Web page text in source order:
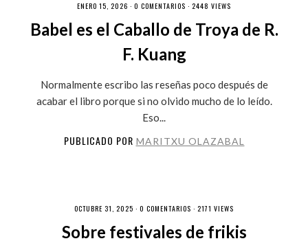
ENERO 15, 2026 · 0 COMENTARIOS · 2448 VIEWS
Babel es el Caballo de Troya de R.
F. Kuang
Normalmente escribo las reseñas poco después de
acabar el libro porque si no olvido mucho de lo leído.
Eso...
PUBLICADO POR MARITXU OLAZABAL
OCTUBRE 31, 2025 · 0 COMENTARIOS · 2171 VIEWS
Sobre festivales de frikis